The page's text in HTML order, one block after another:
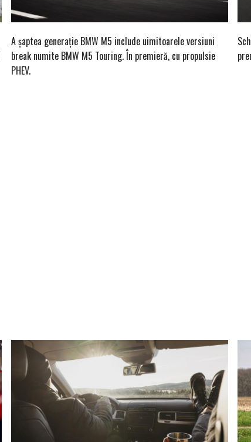
A șaptea generație BMW M5 include uimitoarele versiuni
break numite BMW M5 Touring. În premieră, cu propulsie
PHEV.